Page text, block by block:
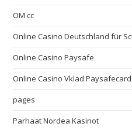
OM cc
Online Casino Deutschland für
Online Casino Paysafe
Online Casino Vklad Paysafecard
pages
Parhaat Nordea Kasinot